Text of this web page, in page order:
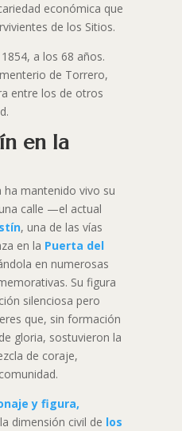
económica que
de los Sitios.
a los 68 años.
de Torrero,
entre los de otros
en la
ha mantenido vivo su
calle —el actual
, una de las vías
en la Puerta del
en numerosas
Su figura
silenciosa pero
que, sin formación
gloria, sostuvieron la
de coraje,
y figura,
dimensión civil de los